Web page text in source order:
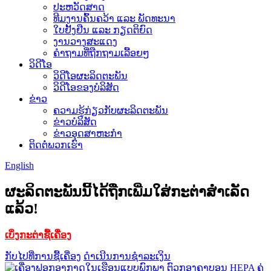
ປະຫວັດສາດ
ທີມງານຄົ້ນຄວ້າ ແລະ ພັດທະນາ
ໃບຢັ້ງຢືນ ແລະ ກຽດຕິຍົດ
ງານວາງສະແດງ
ຄຳຖາມທີ່ຖືກຖາມເລື້ອຍໆ
ວິດີໂອ
ວິດີໂອຜະລິດຕະພັນ
ວິດີໂອຂອງບໍລິສັດ
ຂ່າວ
ຄວາມຮູ້ກ່ຽວກັບຜະລິດຕະພັນ
ຂ່າວບໍລິສັດ
ຂ່າວອຸດສາຫະກຳ
ຕິດຕໍ່ພວກເຮົາ
English
ຜະລິດຕະພັນນີ້ໄດ້ຖືກເພີ່ມໃສ່ກະຕ່າສຳເລັດ
ແລ້ວ!
ເບິ່ງກະຕ່າຊື້ເຄື່ອງ
ກັບໄປທີ່ການຊື້ເຄື່ອງ ດຳເນີນການຊຳລະເງິນ